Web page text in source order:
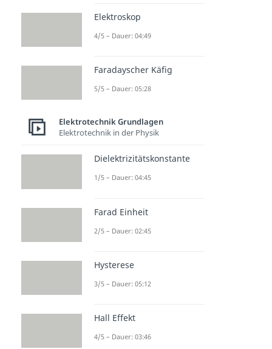
Elektroskop
4/5 – Dauer: 04:49
Faradayscher Käfig
5/5 – Dauer: 05:28
Elektrotechnik Grundlagen
Elektrotechnik in der Physik
Dielektrizitätskonstante
1/5 – Dauer: 04:45
Farad Einheit
2/5 – Dauer: 02:45
Hysterese
3/5 – Dauer: 05:12
Hall Effekt
4/5 – Dauer: 03:46